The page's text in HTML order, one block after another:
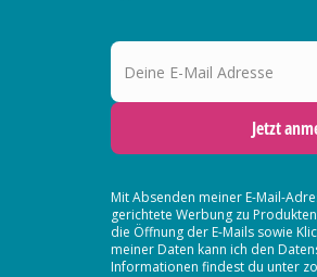
Deine E-Mail Adresse
Jetzt
Mit Absenden meiner E-Mail-
gerichtete Werbung zu
die Öffnung der E-Mails sowie
meiner Daten kann ich den
Informationen findest du unter